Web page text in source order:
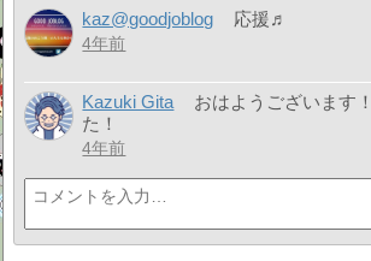
kaz@goodjoblog 応援♬
4年前
Kazuki Gita
おはようございます
た！
4年前